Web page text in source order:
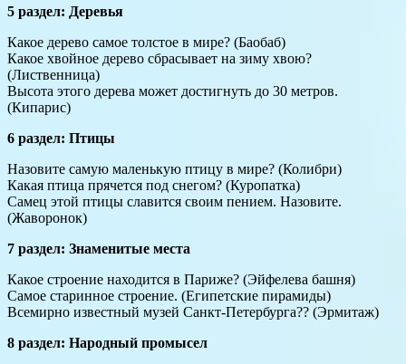
5 раздел: Деревья
Какое дерево самое толстое в мире? (Баобаб)
Какое хвойное дерево сбрасывает на зиму хвою?
(Лиственница)
Высота этого дерева может достигнуть до 30 метров.
(Кипарис)
6 раздел: Птицы
Назовите самую маленькую птицу в мире? (Колибри)
Какая птица прячется под снегом? (Куропатка)
Самец этой птицы славится своим пением. Назовите.
(Жаворонок)
7 раздел: Знаменитые места
Какое строение находится в Париже? (Эйфелева башня)
Самое старинное строение. (Египетские пирамиды)
Всемирно известный музей Санкт-Петербурга?? (Эрмитаж)
8 раздел: Народный промысел